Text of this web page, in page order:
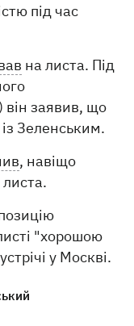
під час
на листа. Під
заявив, що
із Зеленським.
, навіщо
листа.
"хорошою
у Москві.